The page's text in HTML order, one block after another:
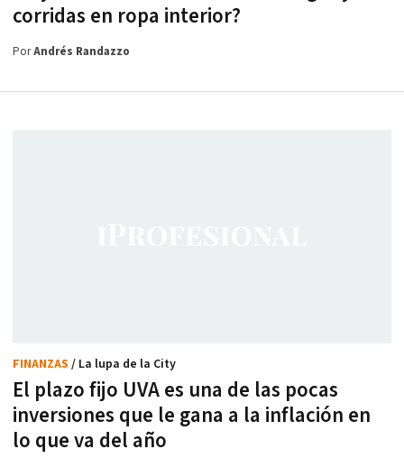
corridas en ropa interior?
PorAndrés Randazzo
El plazo fijo UVA es una de las pocas
inversiones que le gana a la inflación en
lo que va del año
FINANZAS / La lupa de la City